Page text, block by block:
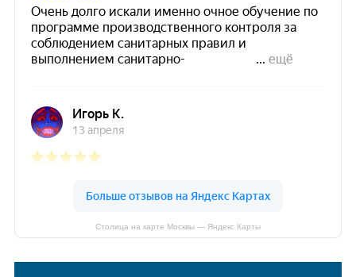
Столица на карте Москвы — Яндекс Карты